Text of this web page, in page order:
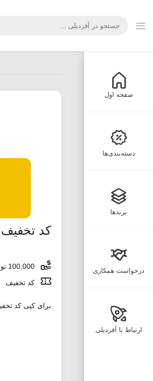
صفحه اول
دسته‌بندی‌ها
برندها
درخواست همکاری
ارتباط با آفردیلی
کد
کد تخفیف
برای کپی کد